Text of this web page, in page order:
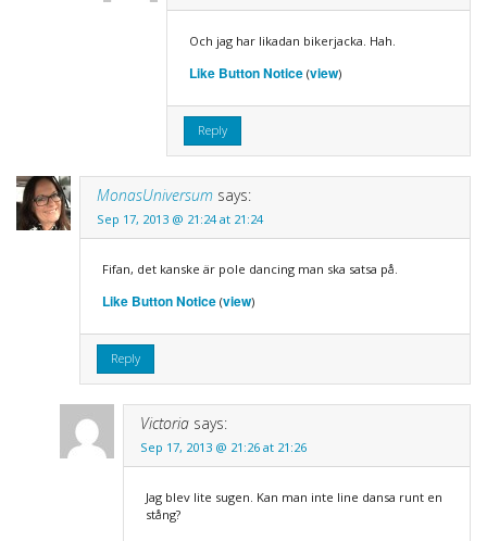
Och jag har likadan bikerjacka. Hah.
Like Button Notice(view)
Reply
MonasUniversum says:
Sep 17, 2013 @ 21:24 at 21:24
Fifan, det kanske är pole dancing man ska satsa på.
Like Button Notice(view)
Reply
Victoria says:
Sep 17, 2013 @ 21:26 at 21:26
Jag blev lite sugen. Kan man inte line dansa runt en
stång?